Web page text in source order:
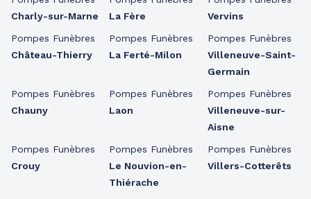
Charly-sur-Marne
Pompes Funèbres
Château-Thierry
Pompes Funèbres
Chauny
Pompes Funèbres
Crouy
La Fère
Pompes Funèbres
La Ferté-Milon
Pompes Funèbres
Laon
Pompes Funèbres
Le Nouvion-en-
Thiérache
Vervins
Pompes Funèbres
Villeneuve-Saint-
Germain
Pompes Funèbres
Villeneuve-sur-
Aisne
Pompes Funèbres
Villers-Cotterêts